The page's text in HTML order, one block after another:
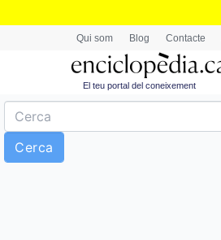
Qui som Blog Contacte
El teu portal del coneixement